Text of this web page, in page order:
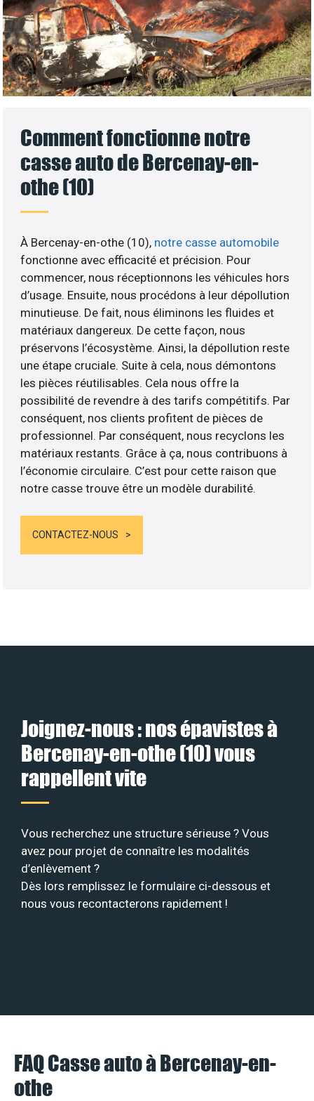
Comment fonctionne notre
casse auto de Bercenay-en-
othe (10)
À Bercenay-en-othe (10), notre casse automobile
fonctionne avec efficacité et précision. Pour
commencer, nous réceptionnons les véhicules hors
d’usage. Ensuite, nous procédons à leur dépollution
minutieuse. De fait, nous éliminons les fluides et
matériaux dangereux. De cette façon, nous
préservons l’écosystème. Ainsi, la dépollution reste
une étape cruciale. Suite à cela, nous démontons
les pièces réutilisables. Cela nous offre la
possibilité de revendre à des tarifs compétitifs. Par
conséquent, nos clients profitent de pièces de
professionnel. Par conséquent, nous recyclons les
matériaux restants. Grâce à ça, nous contribuons à
l’économie circulaire. C’est pour cette raison que
notre casse trouve être un modèle durabilité.
CONTACTEZ-NOUS
Joignez-nous : nos épavistes à
Bercenay-en-othe (10) vous
rappellent vite
Vous recherchez une structure sérieuse ? Vous
avez pour projet de connaître les modalités
d’enlèvement ?
Dès lors remplissez le formulaire ci-dessous et
nous vous recontacterons rapidement !
FAQ Casse auto à Bercenay-en-
othe